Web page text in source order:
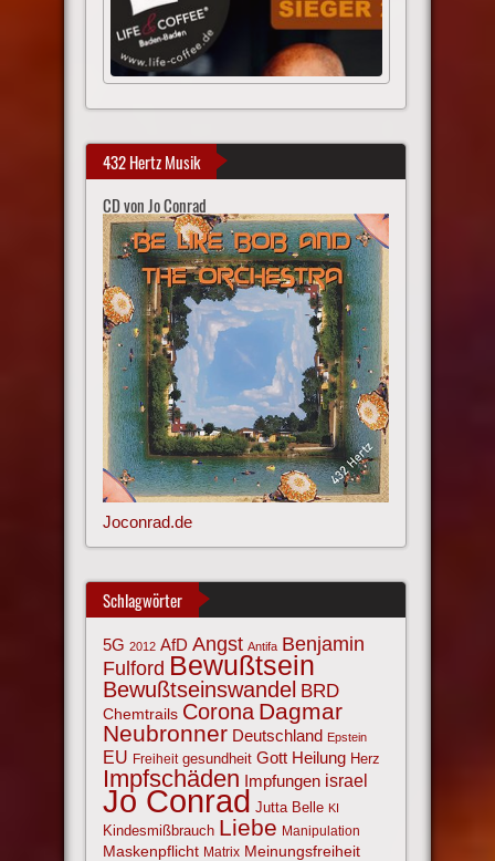
432 Hertz Musik
CD von Jo Conrad
Joconrad.de
Schlagwörter
5G 2012 AfD Angst Antifa Benjamin
Fulford Bewußtsein
Bewußtseinswandel BRD
Chemtrails Corona Dagmar
Neubronner Deutschland Epstein
EU Freiheit gesundheit Gott Heilung Herz
Impfschäden Impfungen israel
Jo Conrad Jutta Belle KI
Kindesmißbrauch Liebe Manipulation
Maskenpflicht Matrix Meinungsfreiheit